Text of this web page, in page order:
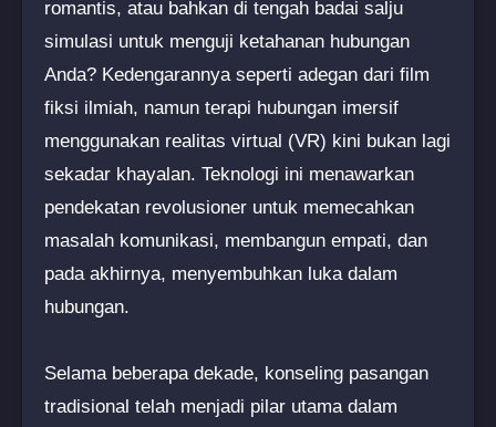
romantis, atau bahkan di tengah badai salju
simulasi untuk menguji ketahanan hubungan
Anda? Kedengarannya seperti adegan dari film
fiksi ilmiah, namun terapi hubungan imersif
menggunakan realitas virtual (VR) kini bukan lagi
sekadar khayalan. Teknologi ini menawarkan
pendekatan revolusioner untuk memecahkan
masalah komunikasi, membangun empati, dan
pada akhirnya, menyembuhkan luka dalam
hubungan.
Selama beberapa dekade, konseling pasangan
tradisional telah menjadi pilar utama dalam